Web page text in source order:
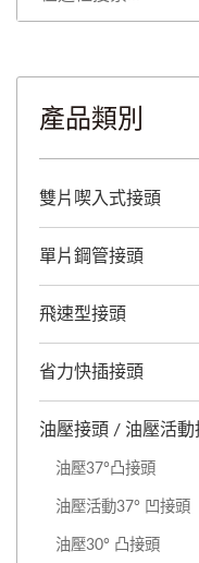
產品類別
雙片喫入式接頭
單片鋼管接頭
飛速型接頭
省力快插接頭
油壓接頭 / 油壓活
油壓37°凸接頭
油壓活動37° 凹接頭
油壓30° 凸接頭